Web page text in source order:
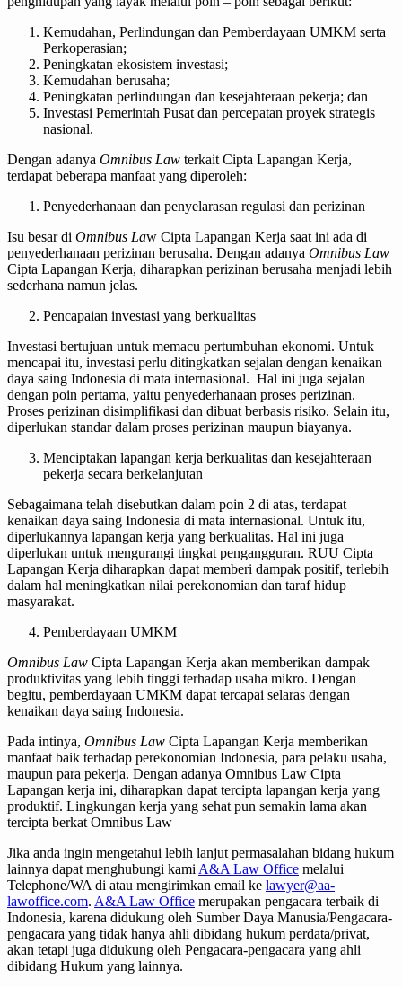
Kemudahan, Perlindungan dan Pemberdayaan UMKM serta
Perkoperasian;
Peningkatan ekosistem investasi;
Kemudahan berusaha;
Peningkatan perlindungan dan kesejahteraan pekerja; dan
Investasi Pemerintah Pusat dan percepatan proyek strategis
nasional.
Dengan adanya Omnibus Law terkait Cipta Lapangan Kerja,
terdapat beberapa manfaat yang diperoleh:
Penyederhanaan dan penyelarasan regulasi dan perizinan
Isu besar di Omnibus Law Cipta Lapangan Kerja saat ini ada di
penyederhanaan perizinan berusaha. Dengan adanya Omnibus Law
Cipta Lapangan Kerja, diharapkan perizinan berusaha menjadi lebih
sederhana namun jelas.
Pencapaian investasi yang berkualitas
Investasi bertujuan untuk memacu pertumbuhan ekonomi. Untuk
mencapai itu, investasi perlu ditingkatkan sejalan dengan kenaikan
daya saing Indonesia di mata internasional. Hal ini juga sejalan
dengan poin pertama, yaitu penyederhanaan proses perizinan.
Proses perizinan disimplifikasi dan dibuat berbasis risiko. Selain itu,
diperlukan standar dalam proses perizinan maupun biayanya.
Menciptakan lapangan kerja berkualitas dan kesejahteraan
pekerja secara berkelanjutan
Sebagaimana telah disebutkan dalam poin 2 di atas, terdapat
kenaikan daya saing Indonesia di mata internasional. Untuk itu,
diperlukannya lapangan kerja yang berkualitas. Hal ini juga
diperlukan untuk mengurangi tingkat pengangguran. RUU Cipta
Lapangan Kerja diharapkan dapat memberi dampak positif, terlebih
dalam hal meningkatkan nilai perekonomian dan taraf hidup
masyarakat.
Pemberdayaan UMKM
Omnibus Law Cipta Lapangan Kerja akan memberikan dampak
produktivitas yang lebih tinggi terhadap usaha mikro. Dengan
begitu, pemberdayaan UMKM dapat tercapai selaras dengan
kenaikan daya saing Indonesia.
Pada intinya, Omnibus Law Cipta Lapangan Kerja memberikan
manfaat baik terhadap perekonomian Indonesia, para pelaku usaha,
maupun para pekerja. Dengan adanya Omnibus Law Cipta
Lapangan kerja ini, diharapkan dapat tercipta lapangan kerja yang
produktif. Lingkungan kerja yang sehat pun semakin lama akan
tercipta berkat Omnibus Law
Jika anda ingin mengetahui lebih lanjut permasalahan bidang hukum
lainnya dapat menghubungi kami A&A Law Office melalui
Telephone/WA di atau mengirimkan email ke lawyer@aa-
lawoffice.com. A&A Law Office merupakan pengacara terbaik di
Indonesia, karena didukung oleh Sumber Daya Manusia/Pengacara-
pengacara yang tidak hanya ahli dibidang hukum perdata/privat,
akan tetapi juga didukung oleh Pengacara-pengacara yang ahli
dibidang Hukum yang lainnya.